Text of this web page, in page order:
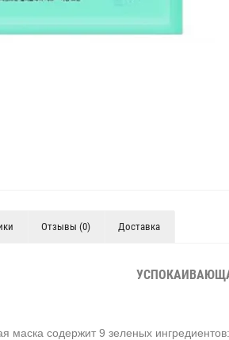
Отзывы (0) Доставка
маска содержит 9 зеленых